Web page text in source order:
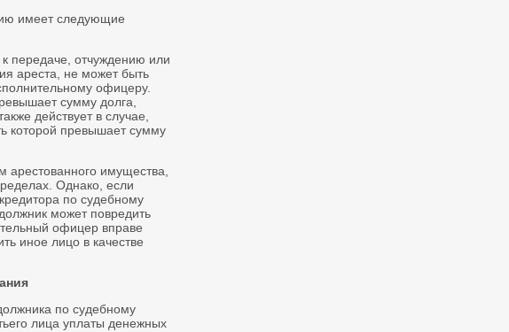
имеет следующие
передаче, отчуждению или
ареста, не может быть
офицеру.
сумму долга,
действует в случае,
которой превышает сумму
имущества,
Однако, если
по судебному
может повредить
офицер вправе
иное лицо в качестве
по судебному
лица уплаты денежных